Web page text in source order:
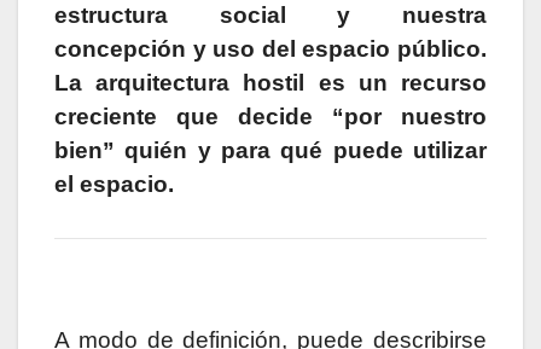
p
p
m o
o
k
n
g
er
y n
ar
tir
estructura social y nuestra
concepción y uso del espacio público.
La arquitectura hostil es un recurso
creciente que decide “por nuestro
bien” quién y para qué puede utilizar
el espacio.
A modo de definición, puede describirse